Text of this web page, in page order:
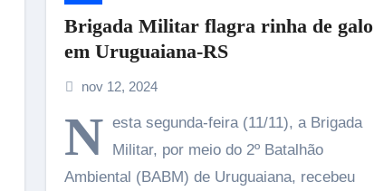
Brigada Militar flagra rinha de galo
em Uruguaiana-RS
nov 12, 2024
N esta segunda-feira (11/11), a Brigada
Militar, por meio do 2º Batalhão
Ambiental (BABM) de Uruguaiana, recebeu